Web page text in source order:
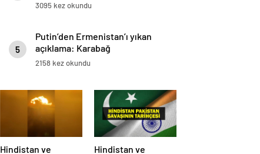
3095 kez okundu
5
Putin’den Ermenistan’ı yıkan
açıklama: Karabağ
Azerbaycan’ın ayrılmaz bir
2158 kez okundu
Hindistan ve
Hindistan ve